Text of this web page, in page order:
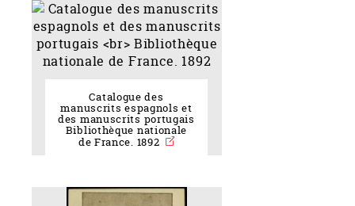
Catalogue des
manuscrits espagnols et
des manuscrits portugais
Bibliothèque nationale
de France. 1892